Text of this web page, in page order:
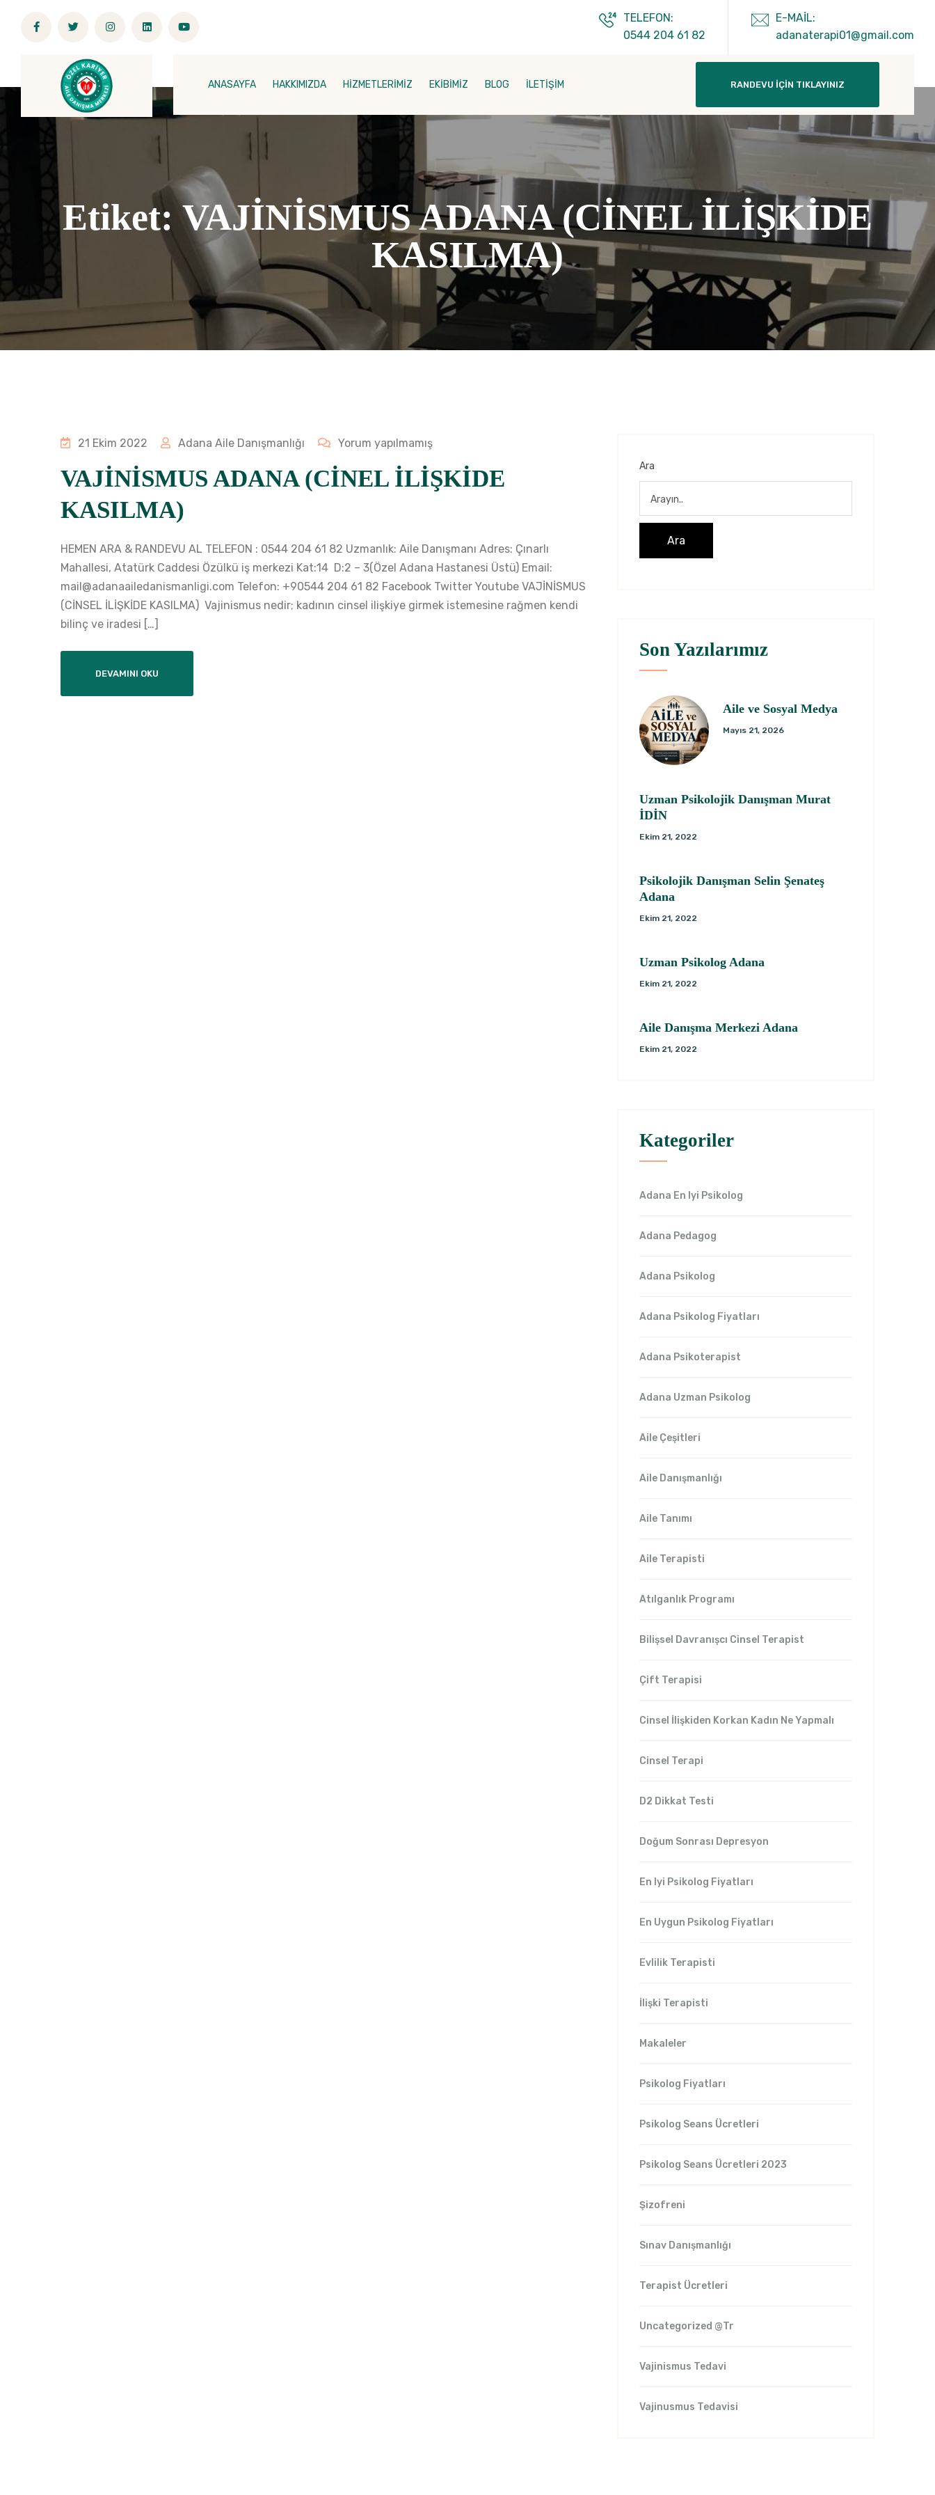
TELEFON:
0544 204 61 82
E-MAIL:
adanaterapi01@gmail.com
ANASAYFA HAKKIMIZDA HİZMETLERİMİZ EKİBİMİZ BLOG İLETİŞİM RANDEVU İÇIN TIKLAYINIZ
Etiket:VAJİNİSMUS ADANA (CİNEL İLİŞKİDE
KASILMA)
21 Ekim 2022 Adana Aile Danışmanlığı Yorum yapılmamış
VAJİNİSMUS ADANA (CİNEL İLİŞKİDE
KASILMA)
HEMEN ARA & RANDEVU AL TELEFON : 0544 204 61 82 Uzmanlık: Aile Danışmanı Adres: Çınarlı
Mahallesi, Atatürk Caddesi Özülkü iş merkezi Kat:14 D:2 – 3(Özel Adana Hastanesi Üstü) Email:
mail@adanaailedanismanligi.com Telefon: +90544 204 61 82 Facebook Twitter Youtube VAJİNİSMUS
(CİNSEL İLİŞKİDE KASILMA) Vajinismus nedir; kadının cinsel ilişkiye girmek istemesine rağmen kendi
bilinç ve iradesi […]
DEVAMINI OKU
Ara
Ara
Son Yazılarımız
Aile ve Sosyal Medya
Mayıs 21, 2026
Uzman Psikolojik Danışman Murat
İDİN
Ekim 21, 2022
Psikolojik Danışman Selin Şenateş
Adana
Ekim 21, 2022
Uzman Psikolog Adana
Ekim 21, 2022
Aile Danışma Merkezi Adana
Ekim 21, 2022
Kategoriler
Adana En Iyi Psikolog
Adana Pedagog
Adana Psikolog
Adana Psikolog Fiyatları
Adana Psikoterapist
Adana Uzman Psikolog
Aile Çeşitleri
Aile Danışmanlığı
Aile Tanımı
Aile Terapisti
Atılganlık Programı
Bilişsel Davranışcı Cinsel Terapist
Çift Terapisi
Cinsel İlişkiden Korkan Kadın Ne Yapmalı
Cinsel Terapi
D2 Dikkat Testi
Doğum Sonrası Depresyon
En Iyi Psikolog Fiyatları
En Uygun Psikolog Fiyatları
Evlilik Terapisti
İlişki Terapisti
Makaleler
Psikolog Fiyatları
Psikolog Seans Ücretleri
Psikolog Seans Ücretleri 2023
Şizofreni
Sınav Danışmanlığı
Terapist Ücretleri
Uncategorized @tr
Vajinismus Tedavi
Vajinusmus Tedavisi